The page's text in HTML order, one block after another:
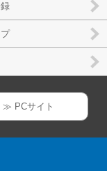
≫ PCサイト